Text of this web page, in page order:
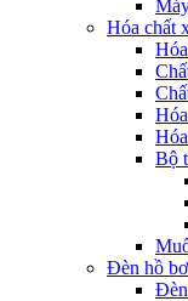
Hóa chất
Bộ
Đèn hồ